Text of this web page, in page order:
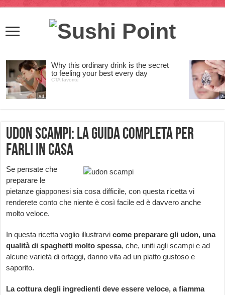
Udon Scampi: la guida completa per
farli in casa
Se pensate che
preparare le
pietanze giapponesi sia cosa difficile, con questa ricetta vi
renderete conto che niente è così facile ed è davvero anche
molto veloce.
In questa ricetta voglio illustrarvicome preparare gli udon, una
qualità di spaghetti molto spessa, che, uniti agli scampi e ad
alcune varietà di ortaggi, danno vita ad un piatto gustoso e
saporito.
La cottura degli ingredienti deve essere veloce, a fiamma